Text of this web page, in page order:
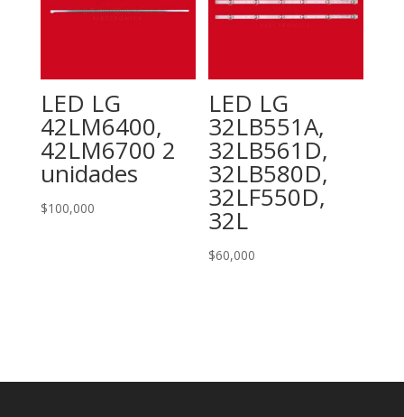
LED LG
42LM6400,
42LM6700 2
unidades
$100,000
LED LG
32LB551A,
32LB561D,
32LB580D,
32LF550D,
32L
$60,000